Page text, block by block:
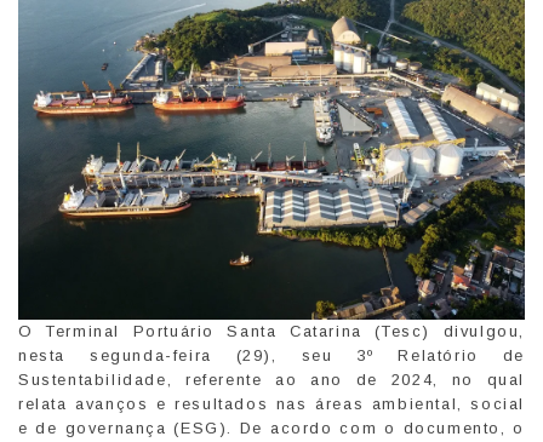
O Terminal Portuário Santa Catarina (Tesc) divulgou,
nesta segunda-feira (29), seu 3º Relatório de
Sustentabilidade, referente ao ano de 2024, no qual
relata avanços e resultados nas áreas ambiental, social
e de governança (ESG). De acordo com o documento, o